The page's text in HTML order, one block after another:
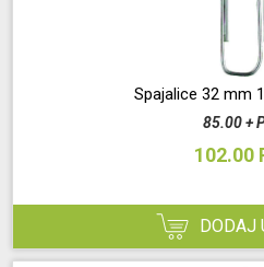
Spajalice 32 mm
85.00 +
102.00
DODAJ